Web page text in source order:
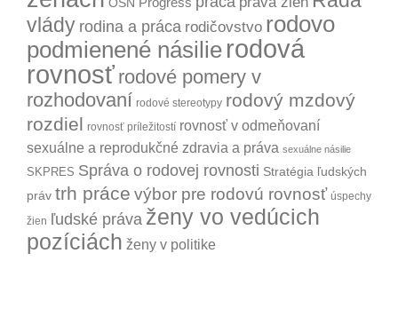
vlády rodina a práca rodičovstvo rodovo
podmienené násilie rodová
rovnosť rodové pomery v
rozhodovaní rodové stereotypy rodový mzdový
rozdiel rovnosť príležitostí rovnosť v odmeňovaní
sexuálne a reprodukčné zdravia a práva sexuálne násilie
SKPRES Správa o rodovej rovnosti Stratégia ľudských
práv trh práce výbor pre rodovú rovnosť úspechy
žien ľudské práva ženy vo vedúcich
pozíciách ženy v politike